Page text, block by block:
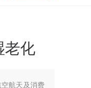
老化
航天及消费